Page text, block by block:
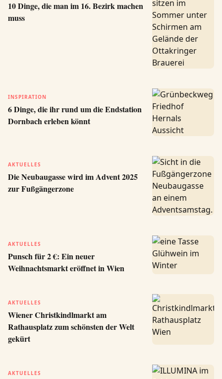
10 Dinge, die man im 16. Bezirk machen
muss
INSPIRATION
6 Dinge, die ihr rund um die Endstation
Dornbach erleben könnt
AKTUELLES
Die Neubaugasse wird im Advent 2025
zur Fußgängerzone
AKTUELLES
Punsch für 2 €: Ein neuer
Weihnachtsmarkt eröffnet in Wien
AKTUELLES
Wiener Christkindlmarkt am
Rathausplatz zum schönsten der Welt
gekürt
AKTUELLES